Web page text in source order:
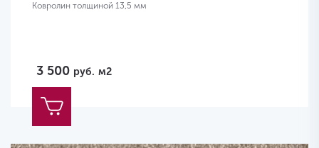
Ковролин толщиной 13,5 мм
3 500 руб. м2